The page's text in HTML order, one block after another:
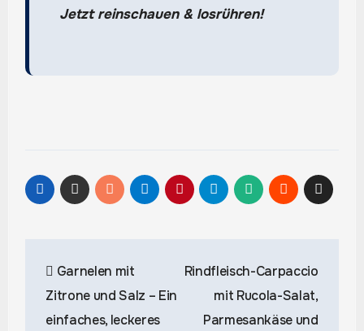
Jetzt reinschauen & losrühren!
Garnelen mit
Zitrone und Salz – Ein
einfaches, leckeres
Rindfleisch-Carpaccio
mit Rucola-Salat,
Parmesankäse und